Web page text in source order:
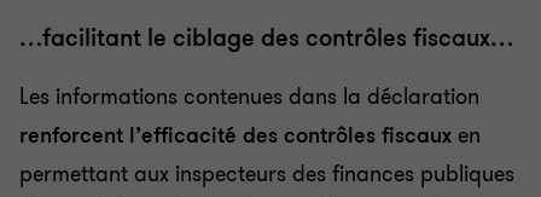
…facilitant le ciblage des contrôles fiscaux…
Les informations contenues dans la déclaration
renforcent l’efficacité des contrôles fiscaux en
permettant aux inspecteurs des finances publiques